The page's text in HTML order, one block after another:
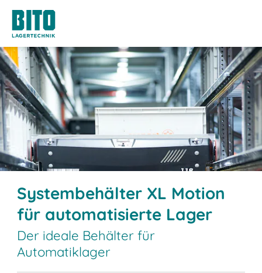
Systembehälter XL Motion
für automatisierte Lager
Der ideale Behälter für
Automatiklager